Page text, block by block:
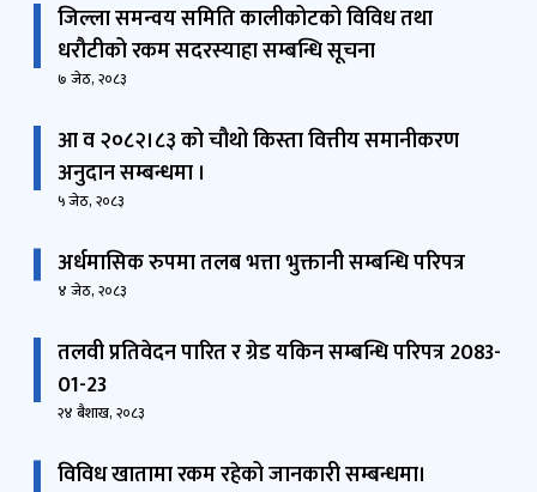
जिल्ला समन्वय समिति कालीकोटको विविध तथा
धरौटीको रकम सदरस्याहा सम्बन्धि सूचना
७ जेठ, २०८३
आ व २०८२।८३ को चौथो किस्ता वित्तीय समानीकरण
अनुदान सम्बन्धमा ।
५ जेठ, २०८३
अर्धमासिक रुपमा तलब भत्ता भुक्तानी सम्बन्धि परिपत्र
४ जेठ, २०८३
तलवी प्रतिवेदन पारित र ग्रेड यकिन सम्बन्धि परिपत्र 2083-
01-23
२४ बैशाख, २०८३
विविध खातामा रकम रहेको जानकारी सम्बन्धमा।